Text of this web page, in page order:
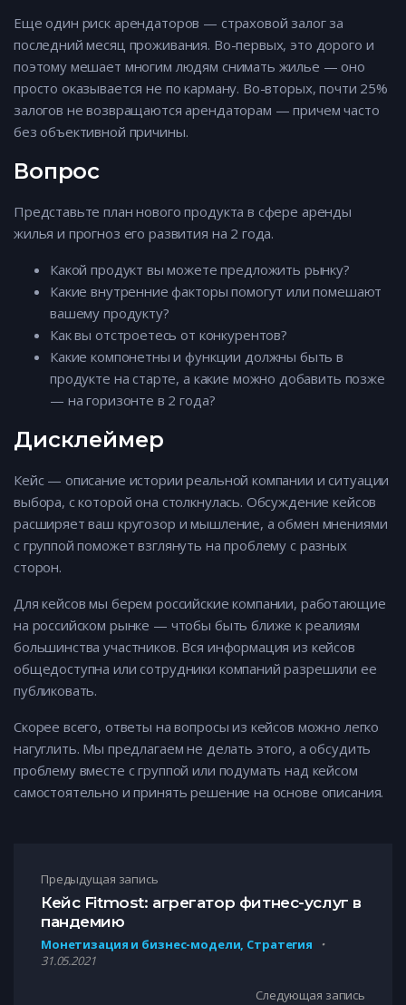
Еще один риск арендаторов — страховой залог за
последний месяц проживания. Во-первых, это дорого и
поэтому мешает многим людям снимать жилье — оно
просто оказывается не по карману. Во-вторых, почти 25%
залогов не возвращаются арендаторам — причем часто
без объективной причины.
Вопрос
Представьте план нового продукта в сфере аренды
жилья и прогноз его развития на 2 года.
Какой продукт вы можете предложить рынку?
Какие внутренние факторы помогут или помешают
вашему продукту?
Как вы отстроетесь от конкурентов?
Какие компонетны и функции должны быть в
продукте на старте, а какие можно добавить позже
— на горизонте в 2 года?
Дисклеймер
Кейс — описание истории реальной компании и ситуации
выбора, с которой она столкнулась. Обсуждение кейсов
расширяет ваш кругозор и мышление, а обмен мнениями
с группой поможет взглянуть на проблему с разных
сторон.
Для кейсов мы берем российские компании, работающие
на российском рынке — чтобы быть ближе к реалиям
большинства участников. Вся информация из кейсов
общедоступна или сотрудники компаний разрешили ее
публиковать.
Скорее всего, ответы на вопросы из кейсов можно легко
нагуглить. Мы предлагаем не делать этого, а обсудить
проблему вместе с группой или подумать над кейсом
самостоятельно и принять решение на основе описания.
Навигация по записям
Предыдущая запись
Кейс Fitmost: агрегатор фитнес-услуг в
пандемию
Монетизация и бизнес-модели, Стратегия
31.05.2021
Следующая запись